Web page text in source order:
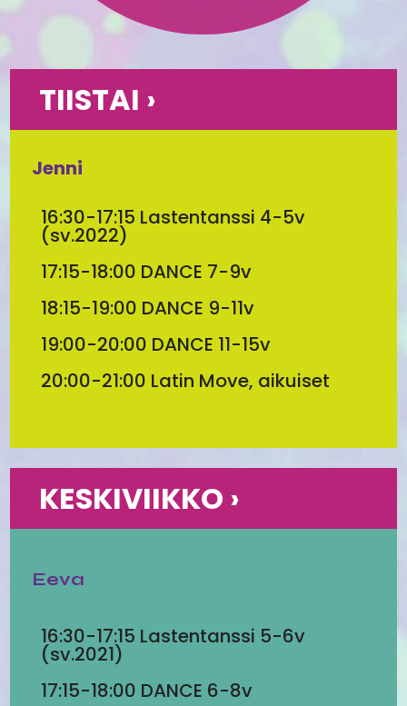
TIISTAI ›
Jenni
16:30-17:15 Lastentanssi 4-5v
(sv.2022)
17:15-18:00 DANCE 7-9v
18:15-19:00 DANCE 9-11v
19:00-20:00 DANCE 11-15v
20:00-21:00 Latin Move, aikuiset
KESKIVIIKKO ›
Eeva
16:30-17:15 Lastentanssi 5-6v
(sv.2021)
17:15-18:00 DANCE 6-8v